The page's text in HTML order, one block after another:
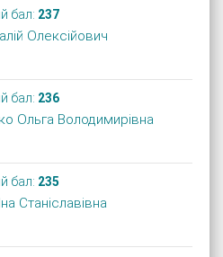
бал: 237
Олексійович
бал: 236
Ольга Володимирівна
бал: 235
Станіславівна